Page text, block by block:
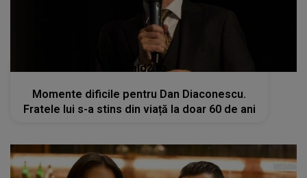
kanald2.ro
Momente dificile pentru Dan Diaconescu.
Fratele lui s-a stins din viață la doar 60 de ani